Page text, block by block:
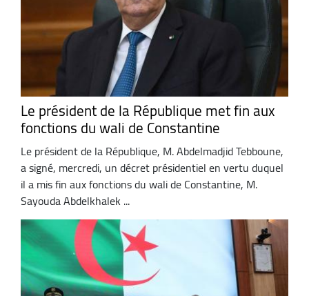
Le président de la République met fin aux
fonctions du wali de Constantine
Le président de la République, M. Abdelmadjid Tebboune,
a signé, mercredi, un décret présidentiel en vertu duquel
il a mis fin aux fonctions du wali de Constantine, M.
Sayouda Abdelkhalek ...